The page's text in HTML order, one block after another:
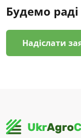
Будемо
Надіслати